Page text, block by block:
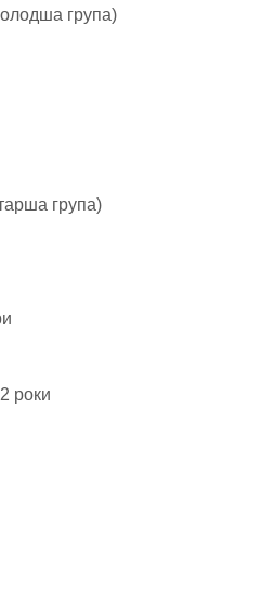
група)
група)
роки